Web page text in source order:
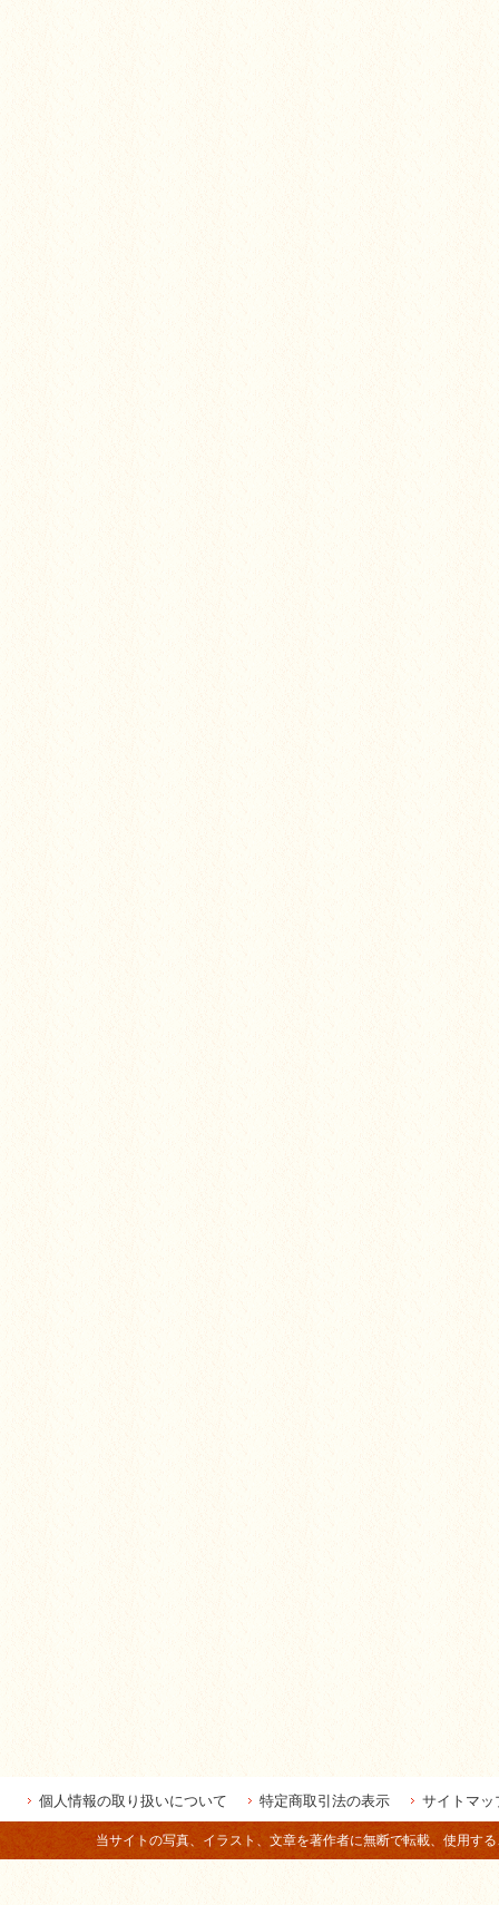
個人情報の取り扱いについて 特定商取引法の表示 サイトマッ
当サイトの写真、イラスト、文章を著作者に無断で転載、使用